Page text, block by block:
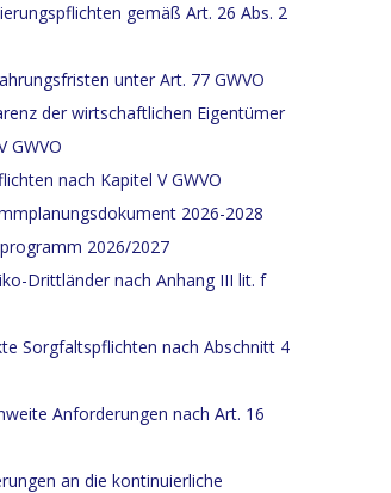
gemäß Art. 26 Abs. 2
unter Art. 77 GWVO
der wirtschaftlichen Eigentümer
GWVO
nach Kapitel V GWVO
2026-2028
2026/2027
Drittländer nach Anhang III lit. f
Sorgfaltspflichten nach Abschnitt 4
Anforderungen nach Art. 16
an die kontinuierliche